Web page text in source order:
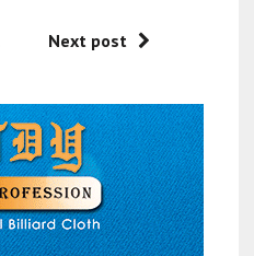
Next post